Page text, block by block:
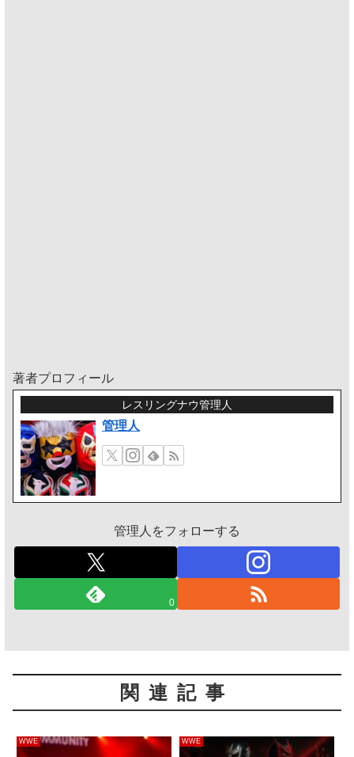
著者プロフィール
レスリングナウ管理人
管理人
管理人をフォローする
0
関連記事
WWE WWE